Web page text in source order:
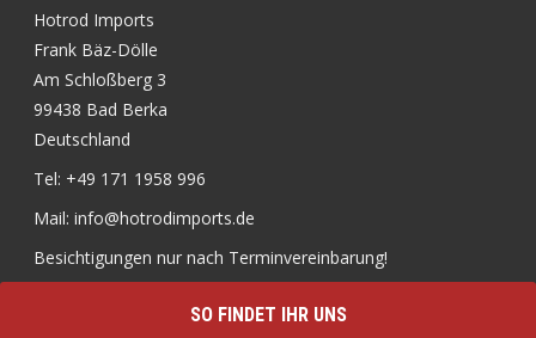
Hotrod Imports
Frank Bäz-Dölle
Am Schloßberg 3
99438 Bad Berka
Deutschland
Tel: +49 171 1958 996
Mail: info@hotrodimports.de
Besichtigungen nur nach Terminvereinbarung!
SO FINDET IHR UNS